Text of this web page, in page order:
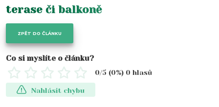
terase či balkoně
ZPĚT DO ČLÁNKU
Co si myslíte o článku?
0/5 (0%) 0 hlasů
Nahlásit chybu